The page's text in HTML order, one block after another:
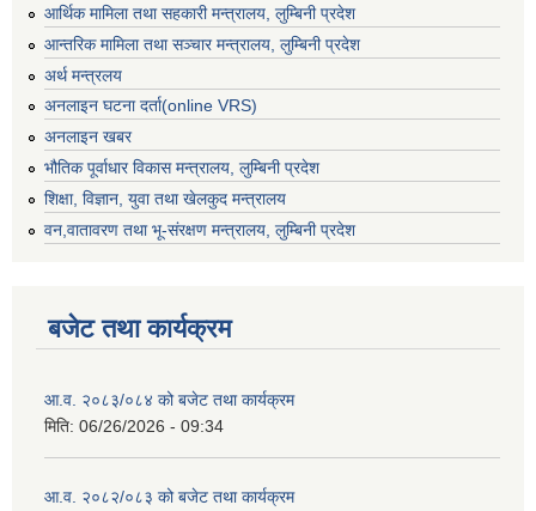
आर्थिक मामिला तथा सहकारी मन्त्रालय, लुम्बिनी प्रदेश
आन्तरिक मामिला तथा सञ्चार मन्त्रालय, लुम्बिनी प्रदेश
अर्थ मन्त्रलय
अनलाइन घटना दर्ता(online VRS)
अनलाइन खबर
भौतिक पूर्वाधार विकास मन्त्रालय, लुम्बिनी प्रदेश
शिक्षा, विज्ञान, युवा तथा खेलकुद मन्‍‍त्रालय
वन,वातावरण तथा भू-संरक्षण मन्त्रालय, लुम्बिनी प्रदेश
बजेट तथा कार्यक्रम
आ.व. २०८३/०८४ को बजेट तथा कार्यक्रम
मिति: 06/26/2026 - 09:34
आ.व. २०८२/०८३ को बजेट तथा कार्यक्रम